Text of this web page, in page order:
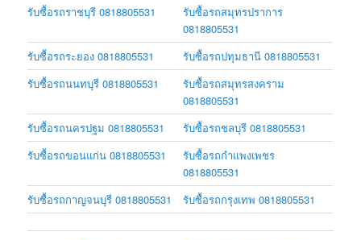
รับซื้อรถราชบุรี 0818805531
รับซื้อรถสมุทรปราการ
0818805531
รับซื้อรถระยอง 0818805531
รับซื้อรถปทุมธานี 0818805531
รับซื้อรถนนทบุรี 0818805531
รับซื้อรถสมุทรสงคราม
0818805531
รับซื้อรถนครปฐม 0818805531
รับซื้อรถชลบุรี 0818805531
รับซื้อรถขอนแก่น 0818805531
รับซื้อรถกำแพงเพชร
0818805531
รับซื้อรถกาญจนบุรี 0818805531
รับซื้อรถกรุงเทพ 0818805531